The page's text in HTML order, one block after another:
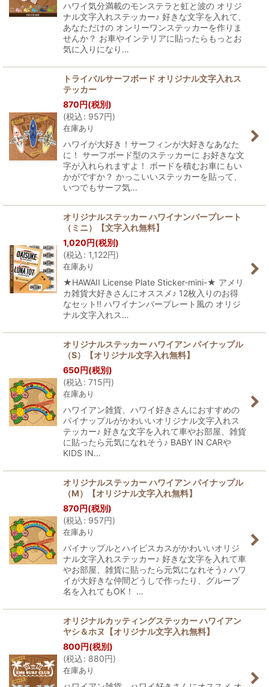
ハワイ気分満載のモンステラと虹と波の オリジ
ナル文字入れステッカー♪ 好きな文字を入れて、
あなただけの オンリーワンステッカーを作りま
せんか？ お車やインテリアに貼ったらもっとお
気に入りになり…
トライバルサーフボード オリジナル文字入れス
テッカー
870円(税別)
(税込: 957円)
在庫あり
ハワイが大好き！サーフィンが大好きなあなた
に！ サーフボード型のステッカーに お好きな文
字が入れられますよ！ ボードを積むお車にもい
かがですか？ かっこいいステッカーを貼って、
いつでもサーフ気…
オリジナルステッカー ハワイナンバープレート
（ミニ）【文字入れ無料】
1,020円(税別)
(税込: 1,122円)
在庫あり
★HAWAII License Plate Sticker-mini-★ アメリ
カ雑貨大好きさんにオススメ♪ 12枚入りのお得
なセット!! ハワイナンバープレート風の オリジ
ナル文字入れス…
オリジナルステッカー ハワイアン パイナップル
（S）【オリジナル文字入れ無料】
650円(税別)
(税込: 715円)
在庫あり
ハワイアン雑貨、ハワイ好きさんにおすすめの
パイナップルがかわいいオリジナル文字入れス
テッカー♪ 好きな文字を入れて車やお部屋、雑貨
に貼ったら元気になれそう♪ BABY IN CARや
KIDS IN…
オリジナルステッカー ハワイアン パイナップル
（M）【オリジナル文字入れ無料】
870円(税別)
(税込: 957円)
在庫あり
パイナップルとハイビスカスがかわいいオリジ
ナル文字入れステッカー♪ 好きな文字を入れて車
やお部屋、雑貨に貼ったら元気になれそう♪ ハワ
イが大好きな仲間どうしで作ったり、グループ
名を入れてもOK！ …
オリジナルカッティングステッカー ハワイアン
ヤシ＆ホヌ【オリジナル文字入れ無料】
800円(税別)
(税込: 880円)
在庫あり